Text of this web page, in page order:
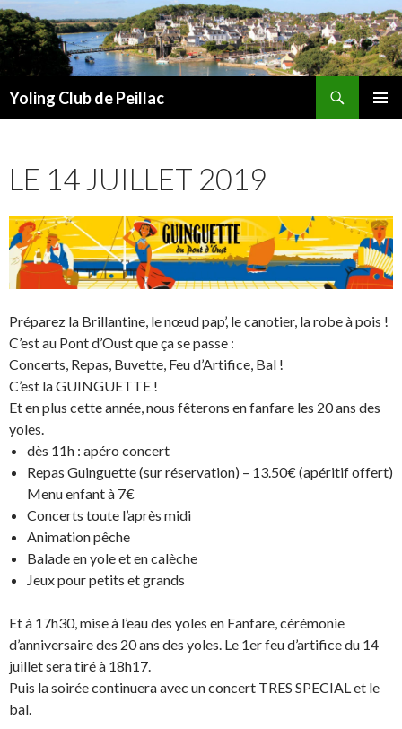
Yoling Club de Peillac
LE 14 JUILLET 2019
Préparez la Brillantine, le nœud pap’, le canotier, la robe à pois !
C’est au Pont d’Oust que ça se passe :
Concerts, Repas, Buvette, Feu d’Artifice, Bal !
C’est la GUINGUETTE !
Et en plus cette année, nous fêterons en fanfare les 20 ans des
yoles.
dès 11h : apéro concert
Repas Guinguette (sur réservation) – 13.50€ (apéritif offert)
Menu enfant à 7€
Concerts toute l’après midi
Animation pêche
Balade en yole et en calèche
Jeux pour petits et grands
Et à 17h30, mise à l’eau des yoles en Fanfare, cérémonie
d’anniversaire des 20 ans des yoles. Le 1er feu d’artifice du 14
juillet sera tiré à 18h17.
Puis la soirée continuera avec un concert TRES SPECIAL et le
bal.